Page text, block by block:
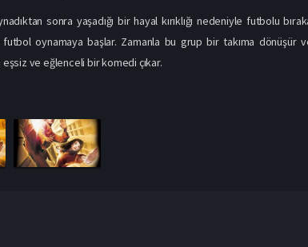
sonra yaşadığı bir hayal kırıklığı nedeniyle futbolu
oynamaya başlar. Zamanla bu grup bir takıma dönüşür
ve eğlenceli bir komedi çıkar.